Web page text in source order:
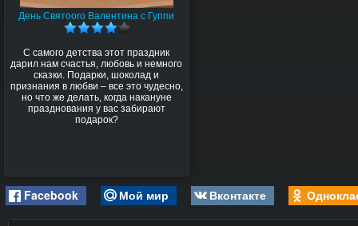
День Святоого Валентина с Гуппи
С самого детства этот праздник
дарил нам счастья, любовь и немного
сказки. Подарки, шоколад и
признания в любви – все это чудесно,
но что же делать, когда накануне
празднования у вас забирают
подарок?
Facebook Мой мир Вконтакте